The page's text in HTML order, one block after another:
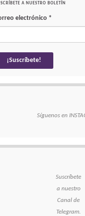
A NUESTRO BOLETÍN
electrónico *
Síguenos en
Suscríbete
a nuestro
Canal de
Telegram.